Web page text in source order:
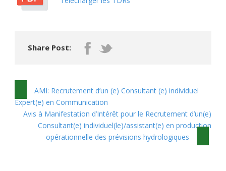
Share Post:
AMI: Recrutement d’un (e) Consultant (e) individuel
Expert(e) en Communication
Avis à Manifestation d’Intérêt pour le Recrutement d’un(e)
Consultant(e) individuel(le)/assistant(e) en production
opérationnelle des prévisions hydrologiques